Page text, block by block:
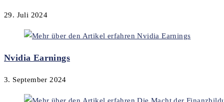
29. Juli 2024
Nvidia Earnings
3. September 2024